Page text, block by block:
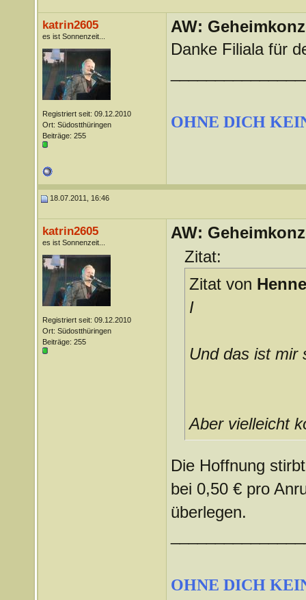
katrin2605
es ist Sonnenzeit...
Registriert seit: 09.12.2010
Ort: Südostthüringen
Beiträge: 255
AW:
Danke Filiala für
OHNE DICH
18.07.2011, 16:46
katrin2605
es ist Sonnenzeit...
Registriert seit: 09.12.2010
Ort: Südostthüringen
Beiträge: 255
AW:
Zitat:
Zitat von
I
Und das ist mir
Aber vielleicht
Die Hoffnung
bei 0,50 € pro
überlegen.
OHNE DICH